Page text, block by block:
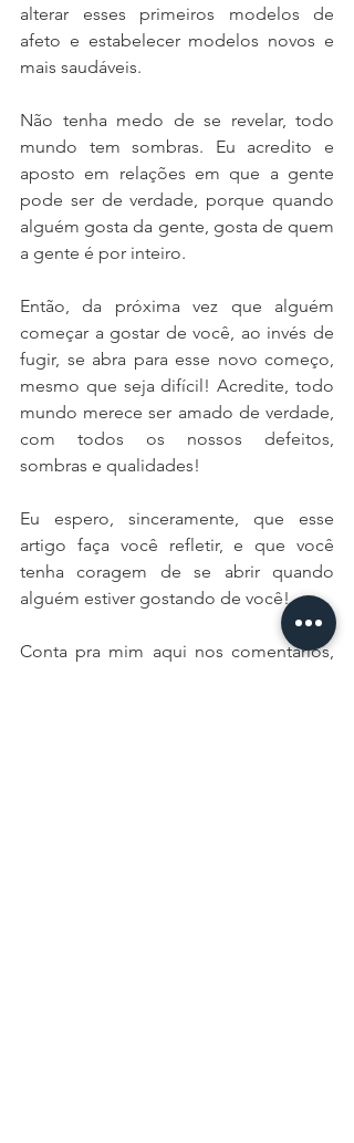
alterar esses primeiros modelos de
afeto e estabelecer modelos novos e
mais saudáveis.
Não tenha medo de se revelar, todo
mundo tem sombras. Eu acredito e
aposto em relações em que a gente
pode ser de verdade, porque quando
alguém gosta da gente, gosta de quem
a gente é por inteiro.
Então, da próxima vez que alguém
começar a gostar de você, ao invés de
fugir, se abra para esse novo começo,
mesmo que seja difícil! Acredite, todo
mundo merece ser amado de verdade,
com todos os nossos defeitos,
sombras e qualidades!
Eu espero, sinceramente, que esse
artigo faça você refletir, e que você
tenha coragem de se abrir quando
alguém estiver gostando de você!
Conta pra mim aqui nos comentários,